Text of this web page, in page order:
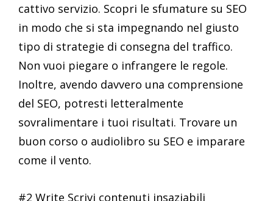
cattivo servizio. Scopri le sfumature su SEO
in modo che si sta impegnando nel giusto
tipo di strategie di consegna del traffico.
Non vuoi piegare o infrangere le regole.
Inoltre, avendo davvero una comprensione
del SEO, potresti letteralmente
sovralimentare i tuoi risultati. Trovare un
buon corso o audiolibro su SEO e imparare
come il vento.
#2 Write Scrivi contenuti insaziabili